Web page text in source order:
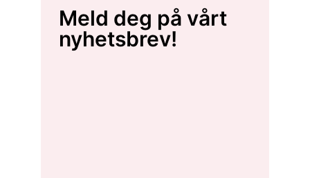
Meld deg på vårt
nyhetsbrev!